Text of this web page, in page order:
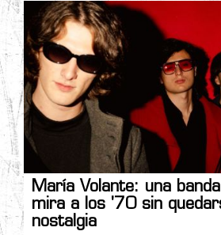
María Volante: una
mira a los '70 sin
nostalgia